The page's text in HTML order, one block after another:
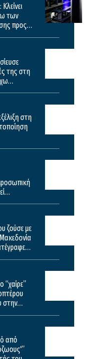
των
προς
της στη
στη
ζούσε με
“χαίρε”
στην
από